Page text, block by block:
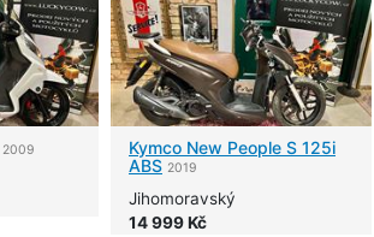
2009 Kymco New People S 125i
ABS 2019
Jihomoravský
14 999 Kč